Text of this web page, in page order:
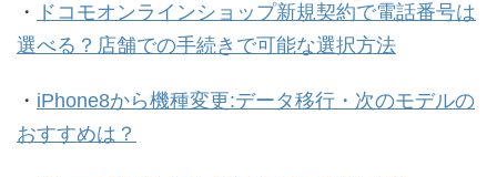
・
ドコモオンラインショップ新規契約で電話番号は
選べる？店舗での手続きで可能な選択方法
・ iPhone8から機種変更:データ移行・次のモデルの
おすすめは？